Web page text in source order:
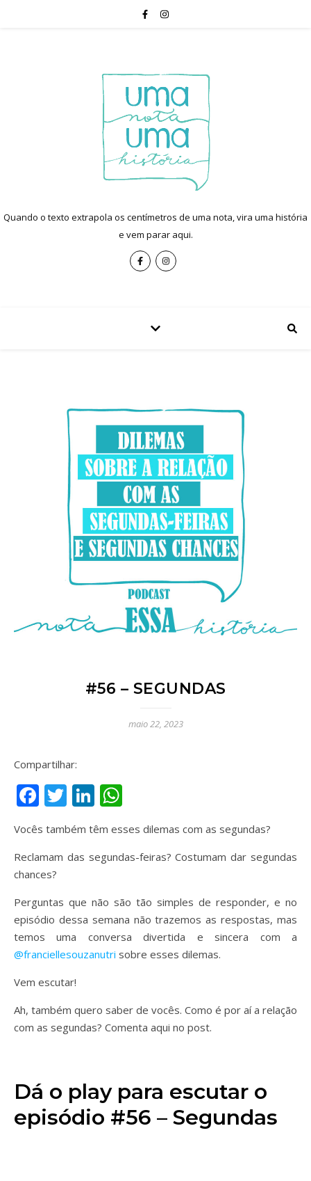
Quando o texto extrapola os centímetros de uma nota, vira uma história
e vem parar aqui.
#56 – SEGUNDAS
maio 22, 2023
Compartilhar:
Facebook
TwitterLinkedIn
Vocês também têm esses dilemas com as segundas?
Reclamam das segundas-feiras? Costumam dar segundas
chances?
Perguntas que não são tão simples de responder, e no
episódio dessa semana não trazemos as respostas, mas
temos uma conversa divertida e sincera com a
@franciellesouzanutri sobre esses dilemas.
Vem escutar!
Ah, também quero saber de vocês. Como é por aí a relação
com as segundas? Comenta aqui no post.
Dá o play para escutar o
episódio #56 – Segundas